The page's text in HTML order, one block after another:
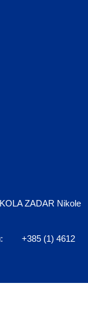
ZADAR Nikole
+385 (1) 4612